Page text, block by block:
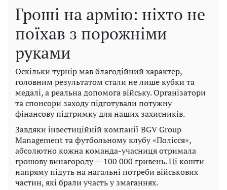
Гроші на армію: ніхто не
поїхав з порожніми
руками
Оскільки турнір мав благодійний характер,
головним результатом стали не лише кубки та
медалі, а реальна допомога війську. Організатори
та спонсори заходу підготували потужну
фінансову підтримку для наших захисників.
Завдяки інвестиційній компанії BGV Group
Management та футбольному клубу «Полісся»,
абсолютно кожна команда-учасниця отримала
грошову винагороду — 100 000 гривень. Ці кошти
напряму підуть на нагальні потреби військових
частин, які брали участь у змаганнях.